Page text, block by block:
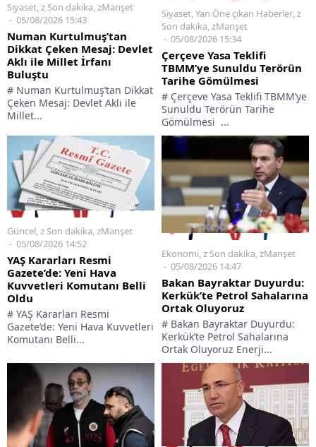
Siyaset,z Son dakika,zManşet
05/08/2026 15:43
Numan Kurtulmuş’tan
Dikkat Çeken Mesaj: Devlet
Aklı ile Millet İrfanı
Buluştu
# Numan Kurtulmuş’tan Dikkat
Çeken Mesaj: Devlet Aklı ile
Millet...
Siyaset,Yan Öne çıkan Haberler,z
Son dakika,zManşet
05/08/2026 15:34
Çerçeve Yasa Teklifi
TBMM’ye Sunuldu Terörün
Tarihe Gömülmesi
# Çerçeve Yasa Teklifi TBMM’ye
Sunuldu Terörün Tarihe
Gömülmesi ...
Güncel,z Son dakika,zManşet
05/08/2026 14:52
YAŞ Kararları Resmi
Gazete’de: Yeni Hava
Kuvvetleri Komutanı Belli
Oldu
# YAŞ Kararları Resmi
Gazete’de: Yeni Hava Kuvvetleri
Komutanı Belli...
Ekonomi,z Son dakika,zManşet
05/08/2026 14:47
Bakan Bayraktar Duyurdu:
Kerkük’te Petrol Sahalarına
Ortak Oluyoruz
# Bakan Bayraktar Duyurdu:
Kerkük’te Petrol Sahalarına
Ortak Oluyoruz Enerji...